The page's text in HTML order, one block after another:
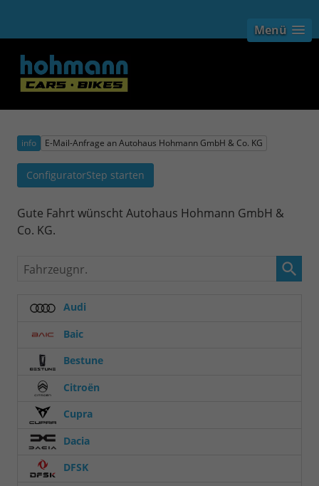
Menü
info E-Mail-Anfrage an Autohaus Hohmann GmbH & Co. KG
ConfiguratorStep starten
Gute Fahrt wünscht Autohaus Hohmann GmbH &
Co. KG.
Fahrzeugnr.
Audi
Baic
Bestune
Citroën
Cupra
Dacia
DFSK